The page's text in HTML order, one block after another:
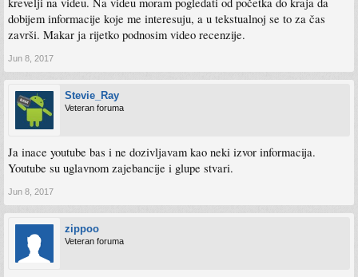
dobijem informacije koje me interesuju, a u tekstualnoj se to za čas
završi. Makar ja rijetko podnosim video recenzije.
Jun 8, 2017
Stevie_Ray
Veteran foruma
Ja inace youtube bas i ne dozivljavam kao neki izvor informacija.
Youtube su uglavnom zajebancije i glupe stvari.
Jun 8, 2017
zippoo
Veteran foruma